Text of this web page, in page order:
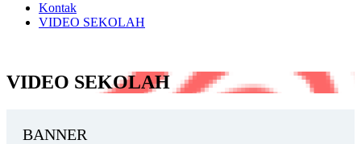
Kontak
VIDEO SEKOLAH
VIDEO SEKOLAH
BANNER